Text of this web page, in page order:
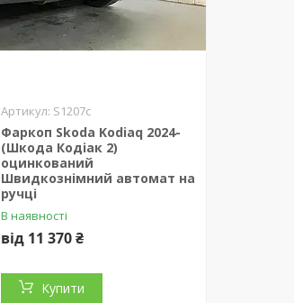
S1207c
Фаркоп Skoda Kodiaq 2024-
(Шкода Кодіак 2)
оцинкований
Швидкознімний автомат на
ручці
В наявності
від 11 370 ₴
Купити